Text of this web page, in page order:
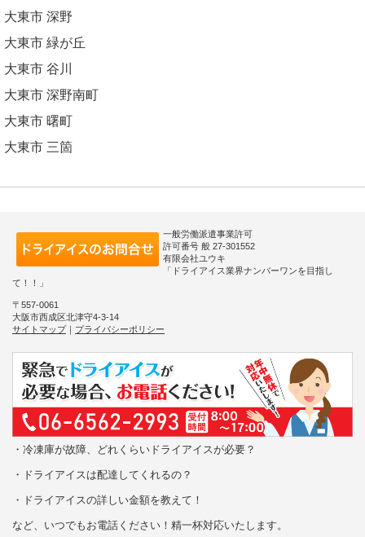
大東市 深野
大東市 緑が丘
大東市 谷川
大東市 深野南町
大東市 曙町
大東市 三箇
一般労働派遣事業許可
許可番号 般 27-301552
有限会社ユウキ
「ドライアイス業界ナンバーワンを目指し
て！！」
〒557-0061
大阪市西成区北津守4-3-14
サイトマップ｜ プライバシーポリシー
・冷凍庫が故障、どれくらいドライアイスが必要？
・ドライアイスは配達してくれるの？
・ドライアイスの詳しい金額を教えて！
など、いつでもお電話ください！精一杯対応いたします。